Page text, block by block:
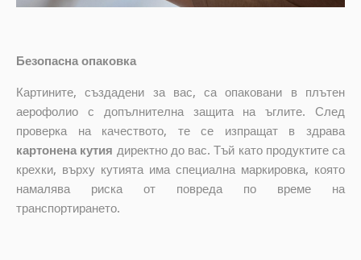
Безопасна опаковка
Картините, създадени за вас, са опаковани в плътен
аерофолио с допълнителна защита на ъглите. След
проверка на качеството, те се изпращат в здрава
картонена кутия директно до вас. Тъй като продуктите са
крехки, върху кутията има специална маркировка, която
намалява риска от повреда по време на
транспортирането.